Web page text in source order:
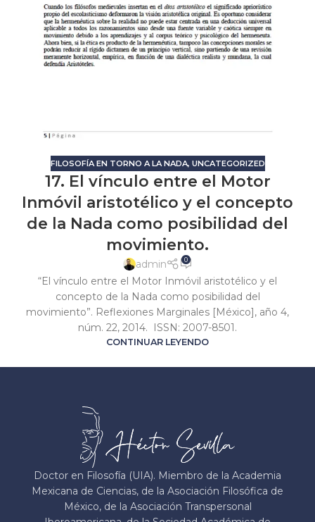
FILOSOFÍA EN TORNO A LA NADA, UNCATEGORIZED
17. El vínculo entre el Motor
Inmóvil aristotélico y el concepto
de la Nada como posibilidad del
movimiento.
admin 0
“El vínculo entre el Motor Inmóvil aristotélico y el
concepto de la Nada como posibilidad del
movimiento”. Reflexiones Marginales [México], año 4,
núm. 22, 2014. ISSN: 2007-8501.
CONTINUAR LEYENDO
Doctor en Filosofía (UIA). Miembro de la Academia
Mexicana de Ciencias, de la Asociación Filosófica de
México, de la Asociación Transpersonal